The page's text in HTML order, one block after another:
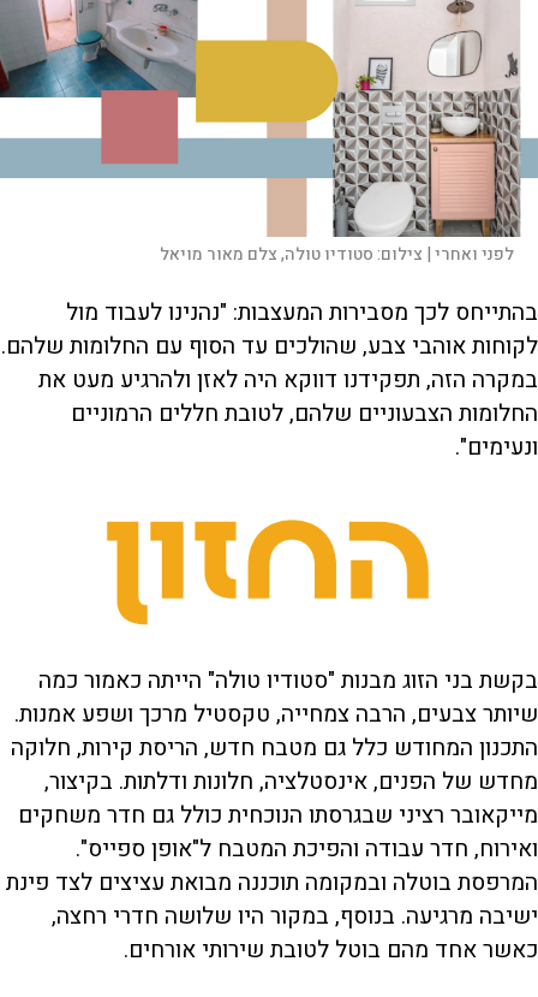
לפני ואחרי | צילום:סטודיו טולה, צלם מאור מויאל
בהתייחס לכך מסבירות המעצבות: "נהנינו לעבוד מול
לקוחות אוהבי צבע, שהולכים עד הסוף עם החלומות שלהם.
במקרה הזה, תפקידנו דווקא היה לאזן ולהרגיע מעט את
החלומות הצבעוניים שלהם, לטובת חללים הרמוניים
ונעימים".
בקשת בני הזוג מבנות "סטודיו טולה" הייתה כאמור כמה
שיותר צבעים, הרבה צמחייה, טקסטיל מרכך ושפע אמנות.
התכנון המחודש כלל גם מטבח חדש, הריסת קירות, חלוקה
מחדש של הפנים, אינסטלציה, חלונות ודלתות. בקיצור,
מייקאובר רציני שבגרסתו הנוכחית כולל גם חדר משחקים
ואירוח, חדר עבודה והפיכת המטבח ל"אופן ספייס".
המרפסת בוטלה ובמקומה תוכננה מבואת עציצים לצד פינת
ישיבה מרגיעה. בנוסף, במקור היו שלושה חדרי רחצה,
כאשר אחד מהם בוטל לטובת שירותי אורחים.